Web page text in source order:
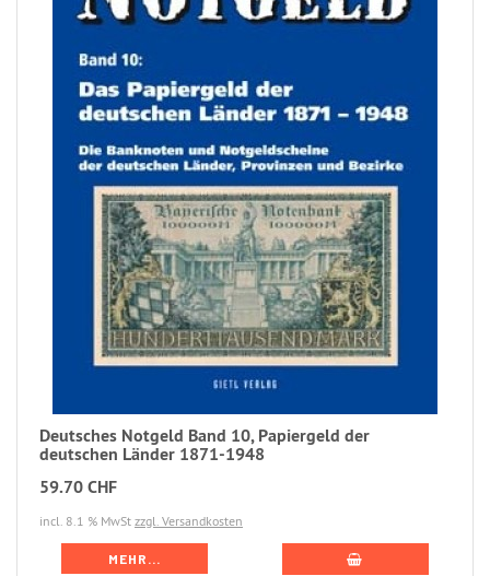
Deutsches Notgeld Band 10, Papiergeld der
deutschen Länder 1871-1948
59.70 CHF
incl. 8.1 % MwSt zzgl. Versandkosten
MEHR...